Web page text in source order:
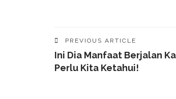
PREVIOUS ARTICLE
Ini Dia Manfaat Berjalan
Perlu Kita Ketahui!